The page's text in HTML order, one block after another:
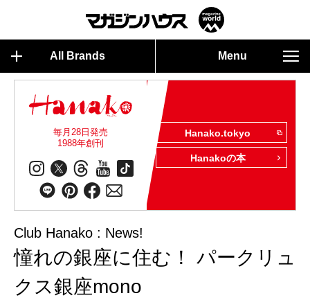
All Brands Menu
毎月28日発売
1988年創刊
Hanako.tokyo
Hanakoの本
Club Hanako : News!
憧れの銀座に住む！ パークリュ
クス銀座mono